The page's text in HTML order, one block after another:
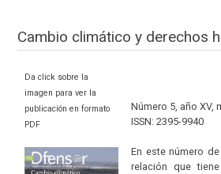
Cambio climático y derechos
Da click sobre la
imagen para ver la
publicación en formato
PDF
Número 5, año XV,
ISSN: 2395-9940
En este número de
relación que